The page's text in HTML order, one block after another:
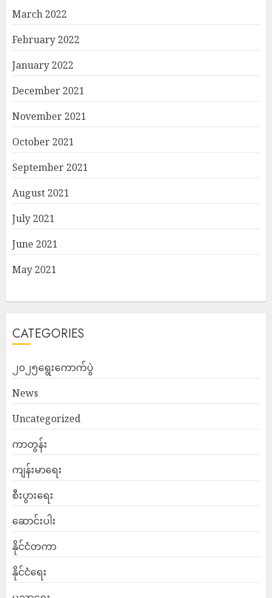
March 2022
February 2022
January 2022
December 2021
November 2021
October 2021
September 2021
August 2021
July 2021
June 2021
May 2021
CATEGORIES
၂၀၂၅ရွေးကောက်ပွဲ
News
Uncategorized
ကာတွန်း
ကျန်းမာရေး
စီးပွားရေး
ဆောင်းပါး
နိုင်ငံတကာ
နိုင်ငံရေး